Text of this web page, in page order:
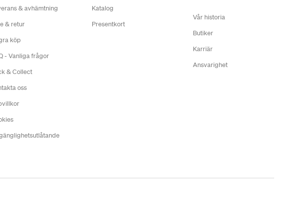
& avhämtning
& retur
köp
- Vanliga frågor
& Collect
oss
Katalog
Presentkort
Vår historia
Butiker
Karriär
Ansvarighet